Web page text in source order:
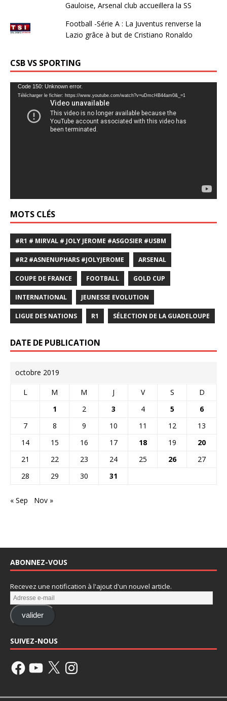
Gauloise, Arsenal club accueillera la SS
Football -Série A : La Juventus renverse la
Lazio grâce à but de Cristiano Ronaldo
CSB VS SPORTING
Lecteur
vidéo
Code 150: Unknown error.
Télécharger le fichier: https://www.youtube.com/watch?v=uDmcHB44am0&_=1
MOTS CLÉS
#R1 # MIRVAL # JOLY JEROME #ASGOSIER #USBM
#R2 #ASNENUPHARS #JOLYJEROME ARSENAL
COUPE DE FRANCE FOOTBALL GOLD CUP
INTERNATIONAL JEUNESSE EVOLUTION
LIGUE DES NATIONS R1 SÉLECTION DE LA GUADELOUPE
DATE DE PUBLICATION
octobre 2019
L M M J V S
D
1
2 3 4 5
6
7
8 9 10 11 12
13
14
15 16 17 18 19
20
21
22 23 24 25 26
27
28
29 30 31
« Sep Nov »
ABONNEZ-VOUS
Recevez une notification à l'ajout d'un nouvel article.
valider
SUIVEZ-NOUS